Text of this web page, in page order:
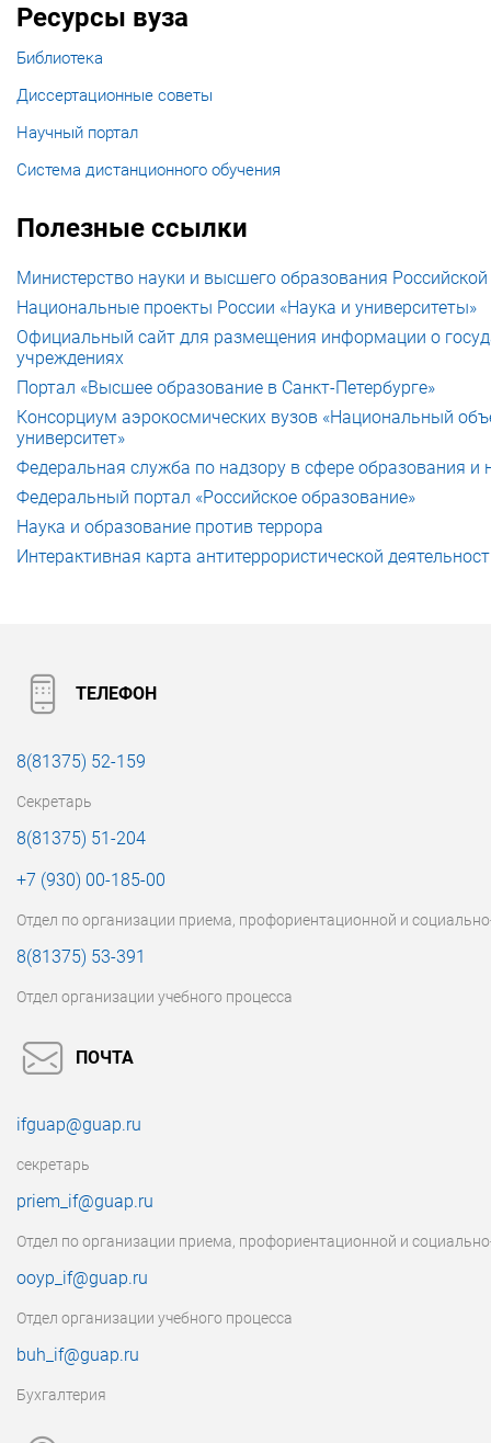
Ресурсы вуза
Библиотека
Диссертационные советы
Научный портал
Система дистанционного обучения
Полезные ссылки
Министерство науки и высшего образования
Национальные проекты России «Наука и университеты»
Официальный сайт для размещения информации о
учреждениях
Портал «Высшее образование в Санкт-Петербурге»
Консорциум аэрокосмических вузов «Национальный
университет»
Федеральная служба по надзору в сфере образования и
Федеральный портал «Российское образование»
Наука и образование против террора
Интерактивная карта антитеррористической
ТЕЛЕФОН
8(81375) 52-159
Секретарь
8(81375) 51-204
+7 (930) 00-185-00
Отдел по организации приема, профориентационной и
8(81375) 53-391
Отдел организации учебного процесса
ПОЧТА
ifguap@guap.ru
секретарь
priem_if@guap.ru
Отдел по организации приема, профориентационной и
ooyp_if@guap.ru
Отдел организации учебного процесса
buh_if@guap.ru
Бухгалтерия